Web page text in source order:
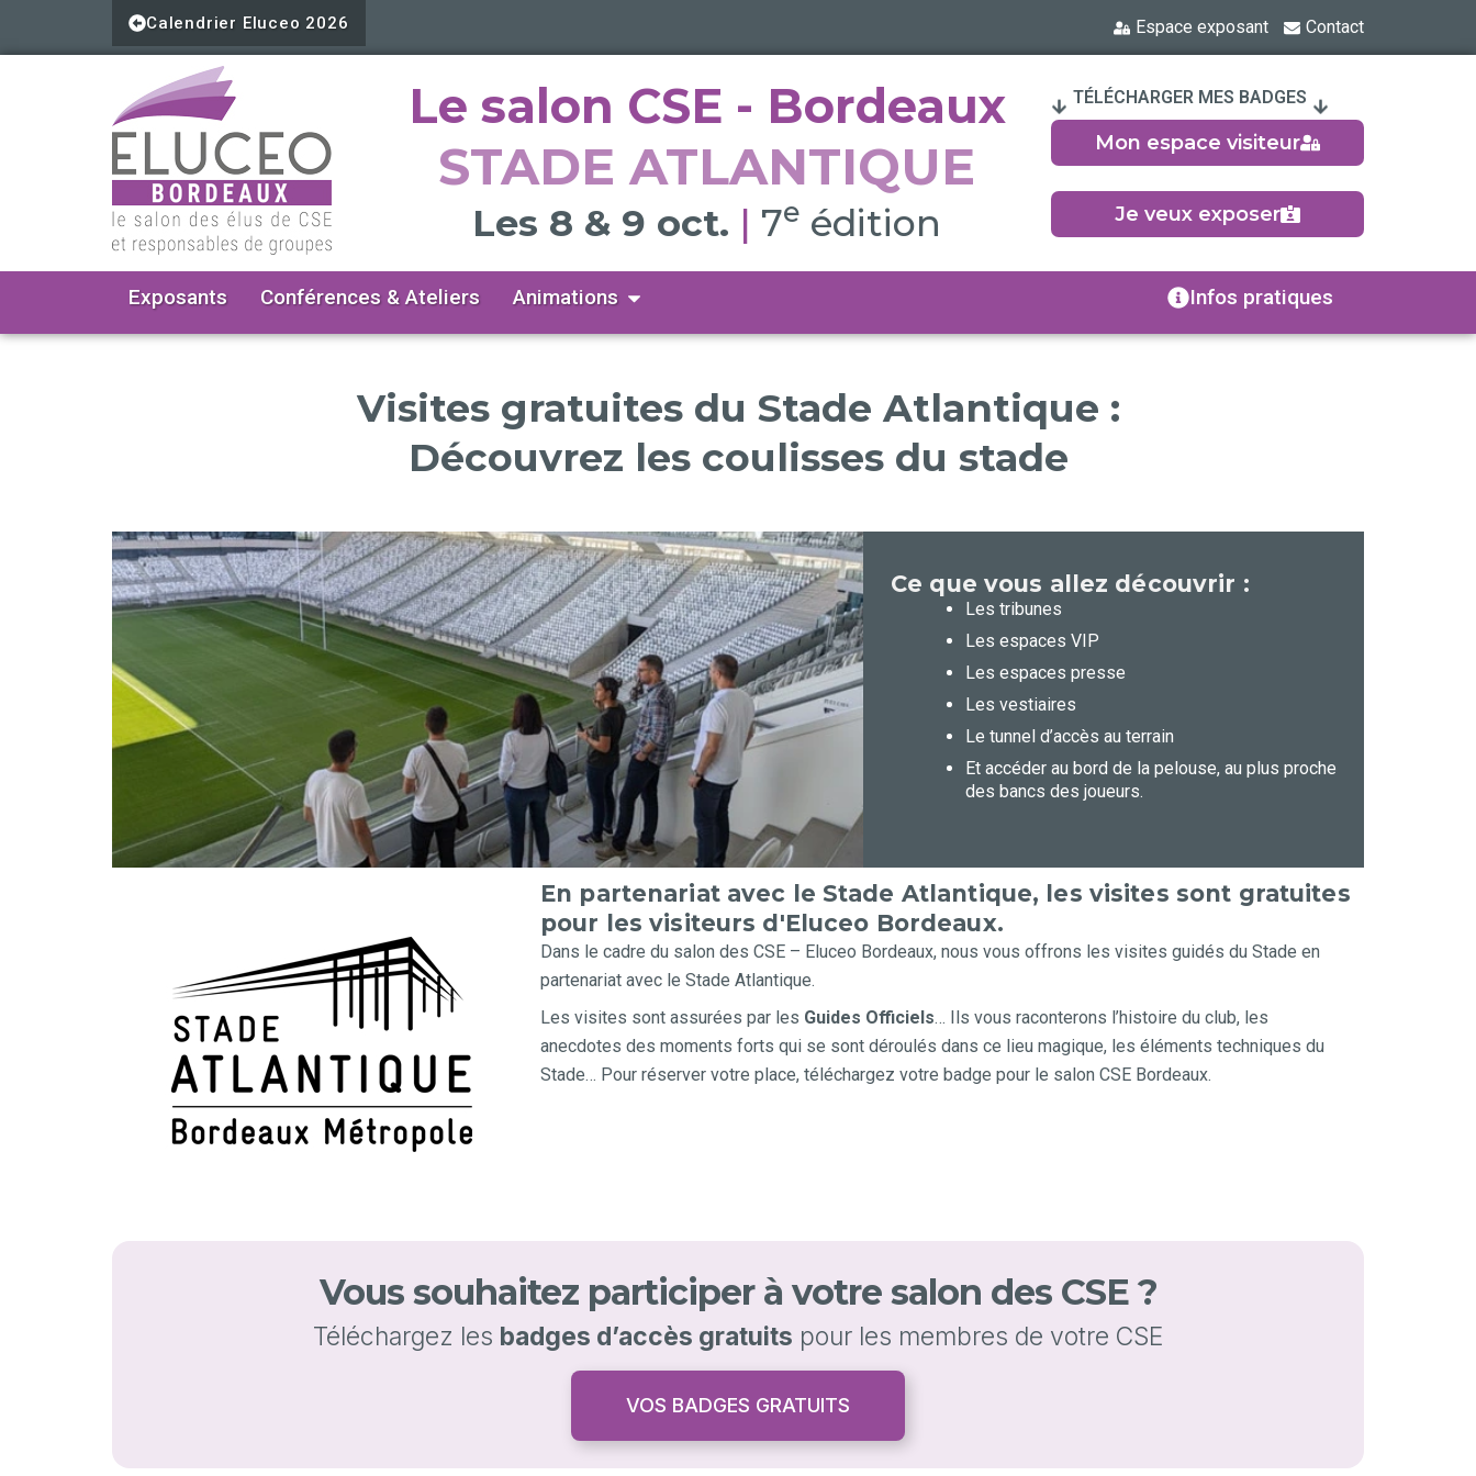
Calendrier Eluceo 2026 Espace exposant Contact
Le salon CSE - Bordeaux
STADE ATLANTIQUE
Les 8 & 9 oct. | 7e édition
TÉLÉCHARGER MES BADGES
Mon espace visiteur
Je veux exposer
Exposants Conférences & Ateliers Animations Infos pratiques
Visites gratuites du Stade Atlantique :
Découvrez les coulisses du stade
Ce que vous allez découvrir :
Les tribunes
Les espaces VIP
Les espaces presse
Les vestiaires
Le tunnel d’accès au terrain
Et accéder au bord de la pelouse, au plus proche
des bancs des joueurs.
En partenariat avec le Stade Atlantique, les visites sont gratuites
pour les visiteurs d'Eluceo Bordeaux.
Dans le cadre du salon des CSE – Eluceo Bordeaux, nous vous offrons les visites guidés du Stade en
partenariat avec le Stade Atlantique.
Les visites sont assurées par les Guides Officiels… Ils vous raconterons l’histoire du club, les
anecdotes des moments forts qui se sont déroulés dans ce lieu magique, les éléments techniques du
Stade… Pour réserver votre place, téléchargez votre badge pour le salon CSE Bordeaux.
Vous souhaitez participer à votre salon des CSE ?
Téléchargez les badges d’accès gratuits pour les membres de votre CSE
VOS BADGES GRATUITS